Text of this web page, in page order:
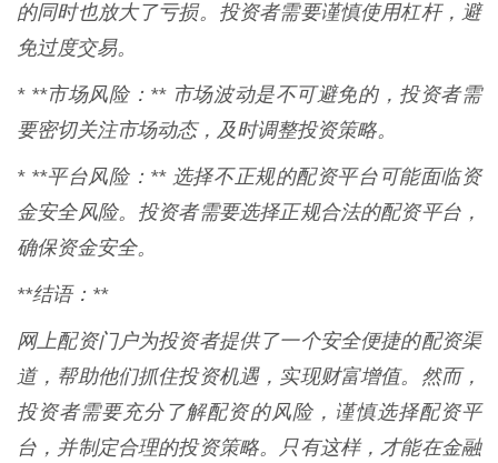
的同时也放大了亏损。投资者需要谨慎使用杠杆，避
免过度交易。
* **市场风险：** 市场波动是不可避免的，投资者需
要密切关注市场动态，及时调整投资策略。
* **平台风险：** 选择不正规的配资平台可能面临资
金安全风险。投资者需要选择正规合法的配资平台，
确保资金安全。
**结语：**
网上配资门户为投资者提供了一个安全便捷的配资渠
道，帮助他们抓住投资机遇，实现财富增值。然而，
投资者需要充分了解配资的风险，谨慎选择配资平
台，并制定合理的投资策略。只有这样，才能在金融